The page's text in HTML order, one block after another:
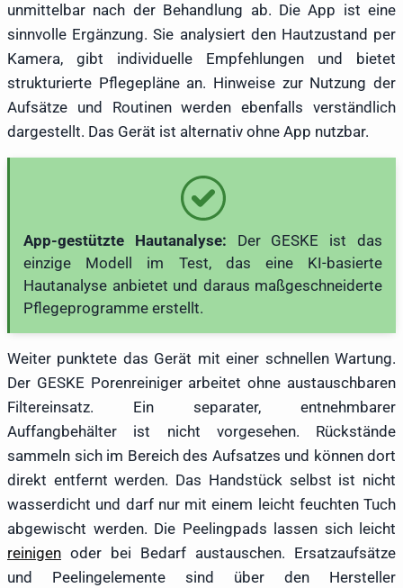
unmittelbar nach der Behandlung ab. Die App ist eine
sinnvolle Ergänzung. Sie analysiert den Hautzustand per
Kamera, gibt individuelle Empfehlungen und bietet
strukturierte Pflegepläne an. Hinweise zur Nutzung der
Aufsätze und Routinen werden ebenfalls verständlich
dargestellt. Das Gerät ist alternativ ohne App nutzbar.
App-gestützte Hautanalyse: Der GESKE ist das
einzige Modell im Test, das eine KI-basierte
Hautanalyse anbietet und daraus maßgeschneiderte
Pflegeprogramme erstellt.
Weiter punktete das Gerät mit einer schnellen Wartung.
Der GESKE Porenreiniger arbeitet ohne austauschbaren
Filtereinsatz. Ein separater, entnehmbarer
Auffangbehälter ist nicht vorgesehen. Rückstände
sammeln sich im Bereich des Aufsatzes und können dort
direkt entfernt werden. Das Handstück selbst ist nicht
wasserdicht und darf nur mit einem leicht feuchten Tuch
abgewischt werden. Die Peelingpads lassen sich leicht
reinigen oder bei Bedarf austauschen. Ersatzaufsätze
und Peelingelemente sind über den Hersteller